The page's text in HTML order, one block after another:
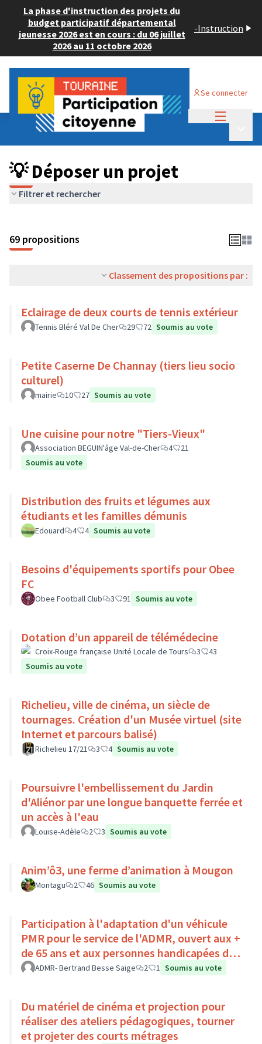
La phase d'instruction des projets du
budget participatif départemental
jeunesse 2026 est en cours : du 06 juillet
2026 au 11 octobre 2026
-Instruction
Se connecter
Budget Participatif ADULTE 2024
💡 Déposer un projet
💡 Déposer un projet
Filtrer et rechercher
69 propositions
Classement des propositions par :
Eclairage de deux courts de tennis extérieur
Tennis Bléré Val De Cher 29 72 Soumis au vote
Petite Caserne De Channay (tiers lieu socio
culturel)
mairie 10 27 Soumis au vote
Une cuisine pour notre "Tiers-Vieux"
Association BEGUIN'âge Val-de-Cher 4
21
Soumis au vote
Distribution des fruits et légumes aux
étudiants et les familles démunis
Edouard 4 4 Soumis au vote
Besoins d'équipements sportifs pour Obee
FC
Obee Football Club 3 91 Soumis au vote
Dotation d’un appareil de télémédecine
Croix-Rouge française Unité Locale de Tours 3
43
Soumis au vote
Richelieu, ville de cinéma, un siècle de
tournages. Création d'un Musée virtuel (site
Internet et parcours balisé)
Richelieu 17/21 3 4 Soumis au vote
Poursuivre l'embellissement du Jardin
d'Aliénor par une longue banquette ferrée et
un accès à l'eau
Louise-Adèle 2 3 Soumis au vote
Anim’ô3, une ferme d’animation à Mougon
Montagu 2 46 Soumis au vote
Participation à l'adaptation d'un véhicule
PMR pour le service de l'ADMR, ouvert aux +
de 65 ans et aux personnes handicapées du
Pays Loire-Touraine.
ADMR- Bertrand Besse Saige 2 1 Soumis au vote
Du matériel de cinéma et projection pour
réaliser des ateliers pédagogiques, tourner
et projeter des courts métrages